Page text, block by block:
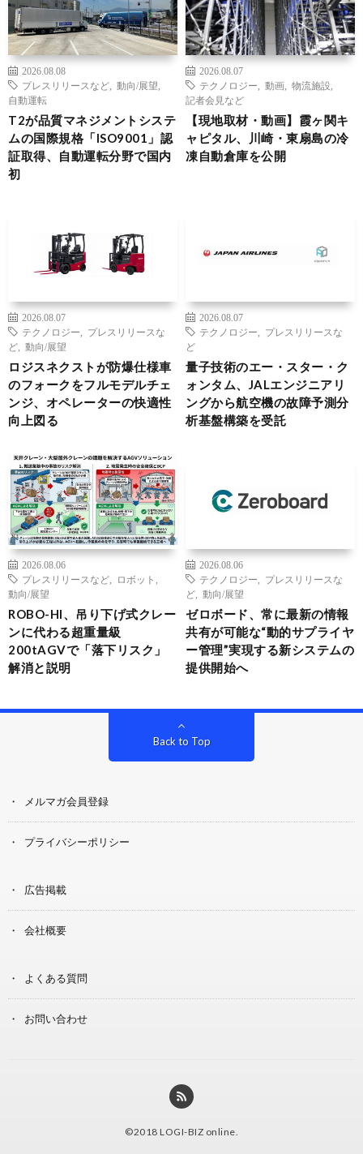
2026.08.08
プレスリリースなど
動向/展望
自動運転
T2が品質マネジメントシステ
ムの国際規格「ISO9001」認
証取得、自動運転分野で国内
初
2026.08.07
テクノロジー
動画 物流施設
記者会見など
【現地取材・動画】霞ヶ関キ
ャピタル、川崎・東扇島の冷
凍自動倉庫を公開
2026.08.07
テクノロジー
プレスリリースな
ど
動向/展望
ロジスネクストが防爆仕様車
のフォークをフルモデルチェ
ンジ、オペレーターの快適性
向上図る
2026.08.07
テクノロジー
プレスリリースな
ど
量子技術のエー・スター・ク
ォンタム、JALエンジニアリ
ングから航空機の故障予測分
析基盤構築を受託
2026.08.06
プレスリリースなど
ロボット
動向/展望
ROBO-HI、吊り下げ式クレー
ンに代わる超重量級
200tAGVで「落下リスク」
解消と説明
2026.08.06
テクノロジー
プレスリリースな
ど
動向/展望
ゼロボード、常に最新の情報
共有が可能な“動的サプライヤ
ー管理”実現する新システムの
提供開始へ
Back to Top
メルマガ会員登録
プライバシーポリシー
広告掲載
会社概要
よくある質問
お問い合わせ
©2018 LOGI-BIZ online